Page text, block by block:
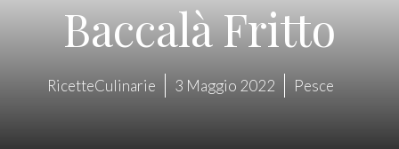
Baccalà Fritto
RicetteCulinarie 3 Maggio 2022 Pesce